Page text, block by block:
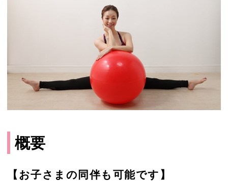
概要
【お子さまの同伴も可能です】